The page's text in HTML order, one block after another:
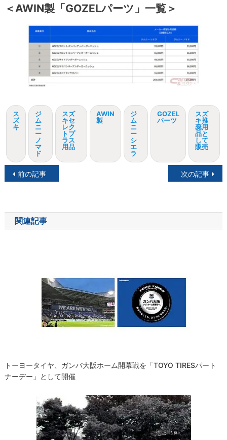
＜AWIN製「GOZELパーツ」一覧＞
ス
ズ
キ
ジ
ム
ニ
ー
ノ
マ
ド
スズ
キセ
レク
トプ
ラス
用品
AWIN
製
ジ
ム
ニ
ー
シ
エ
ラ
GOZEL
パーツ
スズ
キ推
奨用
品と
して
販売
投
ナ
ビ
前の記事 次の記事
関連記事
トーヨータイヤ、ガンバ大阪ホーム開幕戦を「TOYO TIRESパート
ナーデー」として開催